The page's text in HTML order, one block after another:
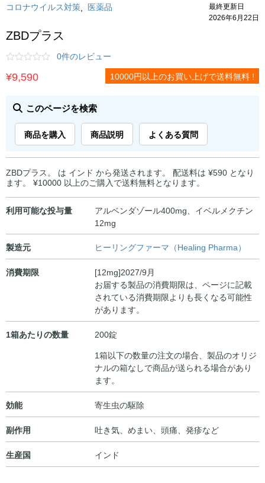
コロナウイルス対策 医薬品
最終更新日
2026年6月22日
ZBDプラス
0件のレビュー
¥9,590 10000円以上のお買い上げで送料無料 !
このページを検索
商品を購入 商品説明 よくある質問
ZBDプラス。 は インド から発送されます。 配送料は ¥590 となり
ます。 ¥10000 以上のご購入で送料無料となります。
利用可能な投与量
アルベンダゾール400mg、イベルメクチン
12mg
製造元 ヒーリングファーマ（Healing Pharma）
消費期限
[12mg]2027/9月
お届する製品の消費期限は、ページに記載
されている消費期限よりも長くなる可能性
があります。
1箱あたりの数量
200錠
1箱以下の数量の注文の場合、製品のオリジ
ナルの箱なしで商品が送られる場合があり
ます。
効能 寄生虫の駆除
副作用 吐き気、めまい、頭痛、発疹など
生産国 インド